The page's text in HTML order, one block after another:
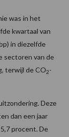
was in het
kwartaal van
in diezelfde
sectoren van de
terwijl de CO2-
Deze
dan een jaar
procent. De